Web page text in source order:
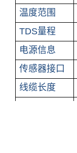
温度范围
TDS量程
电源信息
传感器接口
线缆长度